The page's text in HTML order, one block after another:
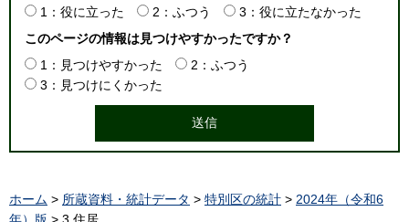
1：役に立った
2：ふつう
3：役に立たなかった
このページの情報は見つけやすかったですか？
1：見つけやすかった
2：ふつう
3：見つけにくかった
ホーム > 所蔵資料・統計データ > 特別区の統計 > 2024年（令和6